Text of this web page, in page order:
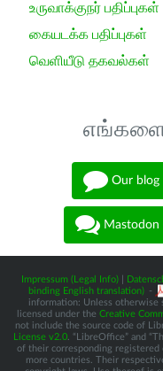
உருவாக்குநர் பதிப்புகள்
கையடக்க பதிப்புகள்
வெளியீடு தகவல்கள்
Our blog
Mastodon
Impressum (Legal Info)
binding English translation) -
information: Unless otherwise
licensed under the Creative
not include the source code of
License v2.0 . “LibreOffice” and
of their corresponding registered
more countries. Their